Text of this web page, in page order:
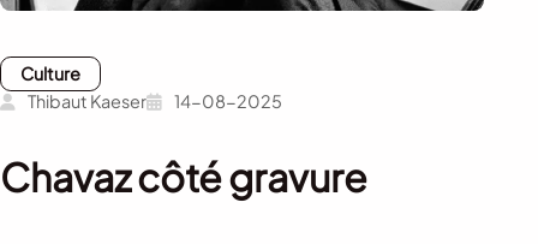
Culture
Thibaut Kaeser
14-08-2025
Chavaz côté gravure